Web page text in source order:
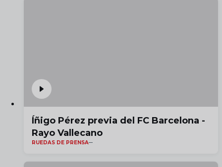
Íñigo Pérez previa del FC Barcelona -
Rayo Vallecano
RUEDAS DE PRENSA